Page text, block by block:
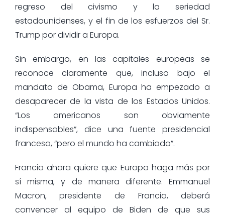
regreso del civismo y la seriedad
estadounidenses, y el fin de los esfuerzos del Sr.
Trump por dividir a Europa.
Sin embargo, en las capitales europeas se
reconoce claramente que, incluso bajo el
mandato de Obama, Europa ha empezado a
desaparecer de la vista de los Estados Unidos.
“Los americanos son obviamente
indispensables”, dice una fuente presidencial
francesa, “pero el mundo ha cambiado”.
Francia ahora quiere que Europa haga más por
sí misma, y de manera diferente. Emmanuel
Macron, presidente de Francia, deberá
convencer al equipo de Biden de que sus